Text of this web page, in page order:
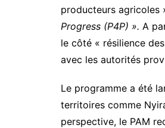
producteurs agricoles
Progress (P4P) ». A
le côté « résilience
avec les autorités
Le programme a été
territoires comme
perspective, le PAM